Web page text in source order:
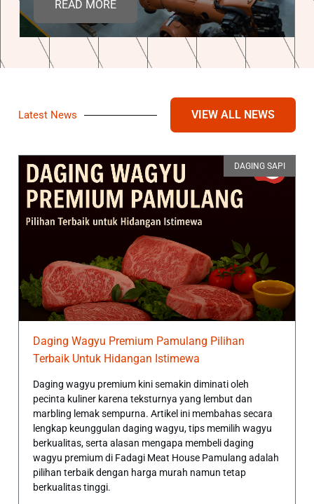
READ MORE
Latest News VIEW ALL NEWS
DAGING SAPI
Daging Wagyu Premium Pamulang Pilihan
Terbaik Untuk Hidangan Istimewa
Daging wagyu premium kini semakin diminati oleh
pecinta kuliner karena teksturnya yang lembut dan
marbling lemak sempurna. Artikel ini membahas secara
lengkap keunggulan daging wagyu, tips memilih wagyu
berkualitas, serta alasan mengapa membeli daging
wagyu premium di Fadagi Meat House Pamulang adalah
pilihan terbaik dengan harga murah namun tetap
berkualitas tinggi.